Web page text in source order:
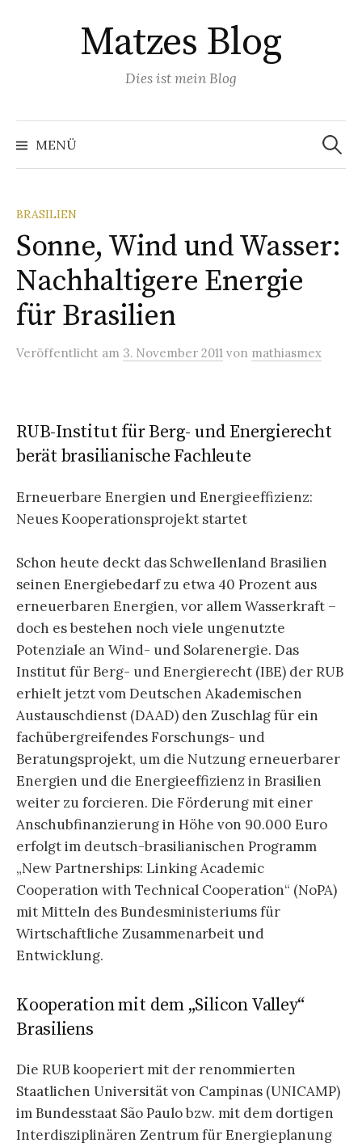
Matzes Blog
Dies ist mein Blog
MENÜ
Suchen
nach:
BRASILIEN
Sonne, Wind und Wasser:
Nachhaltigere Energie
für Brasilien
Veröffentlicht am 3. November 2011 von mathiasmex
RUB-Institut für Berg- und Energierecht
berät brasilianische Fachleute
Erneuerbare Energien und Energieeffizienz:
Neues Kooperationsprojekt startet
Schon heute deckt das Schwellenland Brasilien
seinen Energiebedarf zu etwa 40 Prozent aus
erneuerbaren Energien, vor allem Wasserkraft –
doch es bestehen noch viele ungenutzte
Potenziale an Wind- und Solarenergie. Das
Institut für Berg- und Energierecht (IBE) der RUB
erhielt jetzt vom Deutschen Akademischen
Austauschdienst (DAAD) den Zuschlag für ein
fachübergreifendes Forschungs- und
Beratungsprojekt, um die Nutzung erneuerbarer
Energien und die Energieeffizienz in Brasilien
weiter zu forcieren. Die Förderung mit einer
Anschubfinanzierung in Höhe von 90.000 Euro
erfolgt im deutsch-brasilianischen Programm
„New Partnerships: Linking Academic
Cooperation with Technical Cooperation“ (NoPA)
mit Mitteln des Bundesministeriums für
Wirtschaftliche Zusammenarbeit und
Entwicklung.
Kooperation mit dem „Silicon Valley“
Brasiliens
Die RUB kooperiert mit der renommierten
Staatlichen Universität von Campinas (UNICAMP)
im Bundesstaat São Paulo bzw. mit dem dortigen
Interdisziplinären Zentrum für Energieplanung